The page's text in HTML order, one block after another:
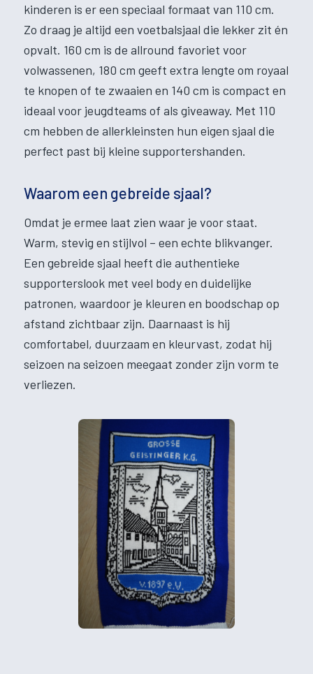
kinderen is er een speciaal formaat van 110 cm.
Zo draag je altijd een voetbalsjaal die lekker zit én
opvalt. 160 cm is de allround favoriet voor
volwassenen, 180 cm geeft extra lengte om royaal
te knopen of te zwaaien en 140 cm is compact en
ideaal voor jeugdteams of als giveaway. Met 110
cm hebben de allerkleinsten hun eigen sjaal die
perfect past bij kleine supportershanden.
Waarom een gebreide sjaal?
Omdat je ermee laat zien waar je voor staat.
Warm, stevig en stijlvol – een echte blikvanger.
Een gebreide sjaal heeft die authentieke
supporterslook met veel body en duidelijke
patronen, waardoor je kleuren en boodschap op
afstand zichtbaar zijn. Daarnaast is hij
comfortabel, duurzaam en kleurvast, zodat hij
seizoen na seizoen meegaat zonder zijn vorm te
verliezen.